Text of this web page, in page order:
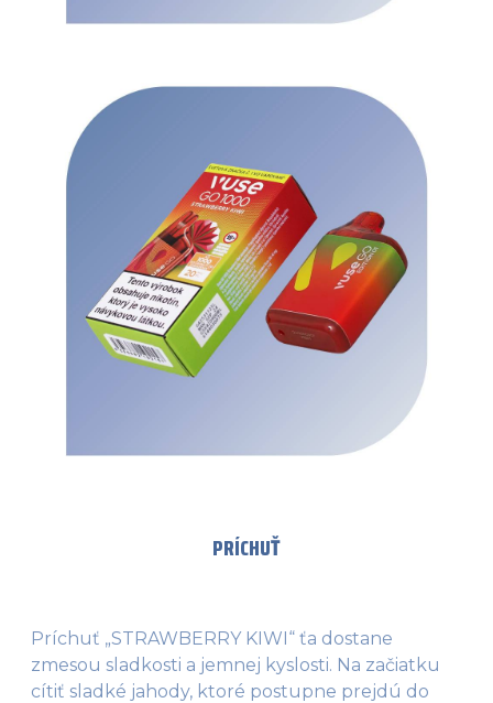
PRÍCHUŤ
Príchuť „STRAWBERRY KIWI“ ťa dostane
zmesou sladkosti a jemnej kyslosti. Na začiatku
cítiť sladké jahody, ktoré postupne prejdú do